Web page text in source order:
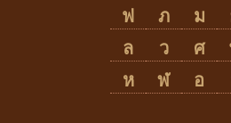
ฟ
ภ ม
ล
ว ศ
ห
ฬ อ